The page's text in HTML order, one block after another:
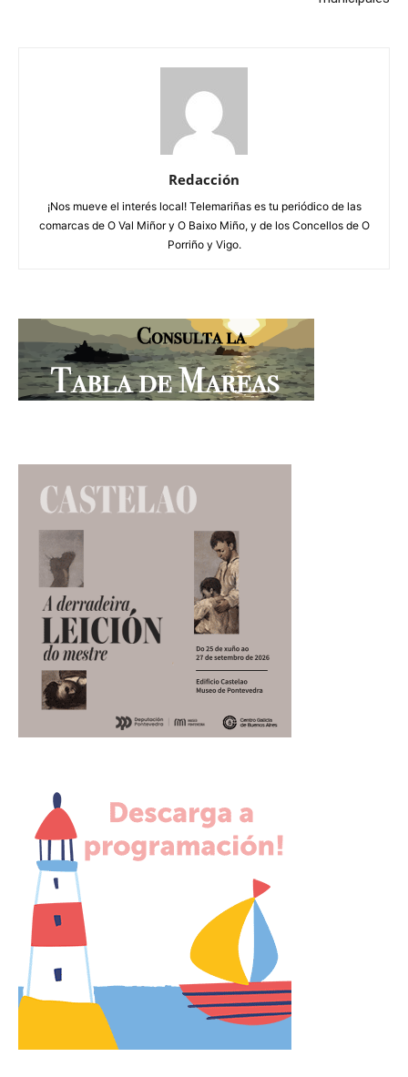
Redacción
¡Nos mueve el interés local! Telemariñas es tu periódico de las
comarcas de O Val Miñor y O Baixo Miño, y de los Concellos de O
Porriño y Vigo.